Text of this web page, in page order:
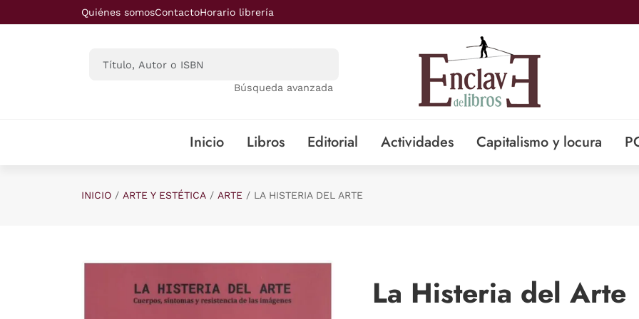
Saltar al contenido principal
Quiénes somosContactoHorario librería
Búsqueda avanzada
Inicio Libros Editorial Actividades Capitalismo y locura
INICIO ARTE Y ESTÉTICA ARTE LA HISTERIA DEL ARTE
La Histeria del Arte